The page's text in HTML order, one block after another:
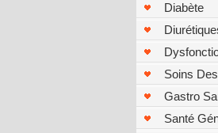
Diabète
Soins
Gastro
Santé